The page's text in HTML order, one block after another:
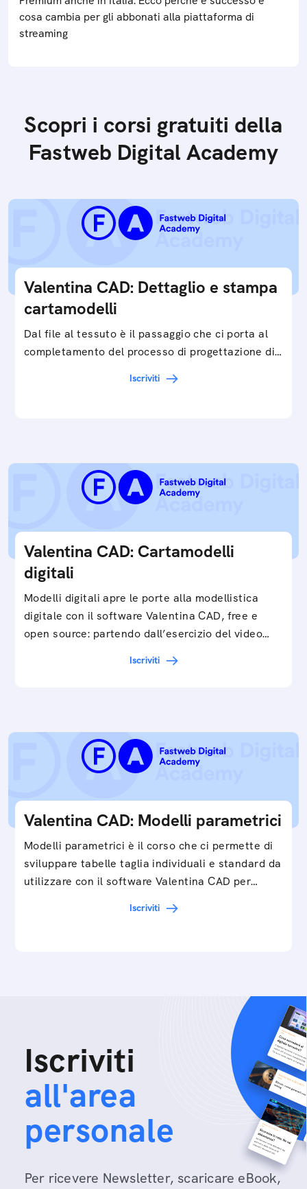
cosa cambia per gli abbonati alla piattaforma di
streaming
Scopri i corsi gratuiti della
Fastweb Digital Academy
Valentina CAD: Dettaglio e stampa
cartamodelli
Dal file al tessuto è il passaggio che ci porta al
completamento del processo di progettazione di
Iscriviti
Valentina CAD: Cartamodelli
digitali
Modelli digitali apre le porte alla modellistica
digitale con il software Valentina CAD, free e
open source: partendo dall’esercizio del video…
Iscriviti
Valentina CAD: Modelli parametrici
Modelli parametrici è il corso che ci permette di
sviluppare tabelle taglia individuali e standard da
utilizzare con il software Valentina CAD per…
Iscriviti
Iscriviti
all'area
personale
Per ricevere Newsletter, scaricare eBook,